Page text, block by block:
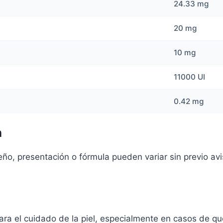
24.33 mg
20 mg
10 mg
11000 UI
0.42 mg
presentación o fórmula pueden variar sin previo
el cuidado de la piel, especialmente en casos de